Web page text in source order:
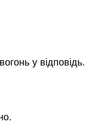
у відповідь.